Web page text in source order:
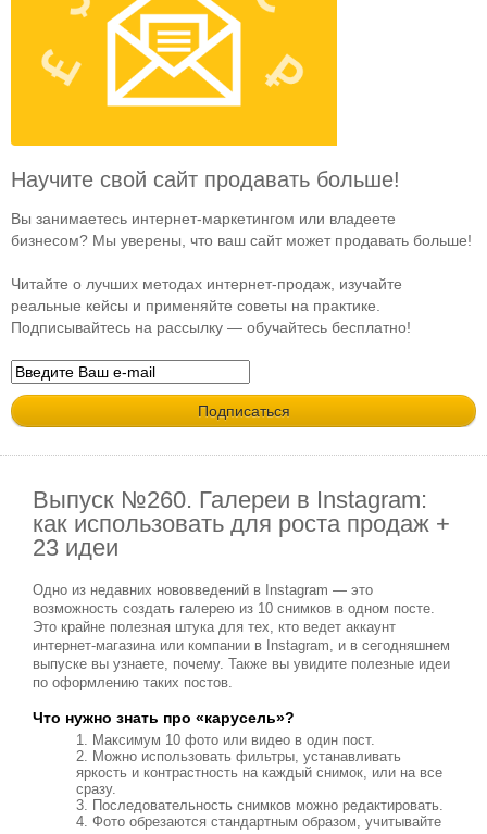
Научите свой сайт продавать больше!
Вы занимаетесь интернет-маркетингом или владеете
бизнесом? Мы уверены, что ваш сайт может продавать больше!
Читайте о лучших методах интернет-продаж, изучайте
реальные кейсы и применяйте советы на практике.
Подписывайтесь на рассылку — обучайтесь бесплатно!
Выпуск №260. Галереи в Instagram:
как использовать для роста продаж +
23 идеи
Одно из недавних нововведений в Instagram — это
возможность создать галерею из 10 снимков в одном посте.
Это крайне полезная штука для тех, кто ведет аккаунт
интернет-магазина или компании в Instagram, и в сегодняшнем
выпуске вы узнаете, почему. Также вы увидите полезные идеи
по оформлению таких постов.
Что нужно знать про «карусель»?
Максимум 10 фото или видео в один пост.
Можно использовать фильтры, устанавливать
яркость и контрастность на каждый снимок, или на все
сразу.
Последовательность снимков можно редактировать.
Фото обрезаются стандартным образом, учитывайте